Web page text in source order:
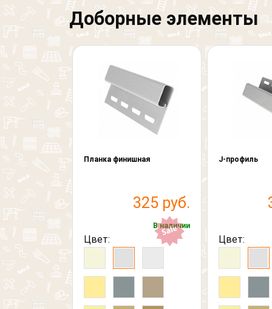
Доборные элементы
Планка финишная
325 руб.
В наличии
Цвет:
J-профиль
Цвет: